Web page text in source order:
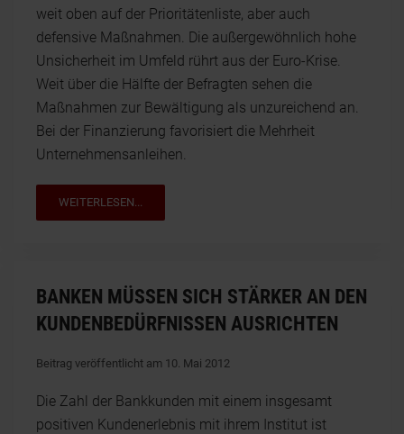
weit oben auf der Prioritätenliste, aber auch
defensive Maßnahmen. Die außergewöhnlich hohe
Unsicherheit im Umfeld rührt aus der Euro-Krise.
Weit über die Hälfte der Befragten sehen die
Maßnahmen zur Bewältigung als unzureichend an.
Bei der Finanzierung favorisiert die Mehrheit
Unternehmensanleihen.
WEITERLESEN...
BANKEN MÜSSEN SICH STÄRKER AN DEN
KUNDENBEDÜRFNISSEN AUSRICHTEN
Beitrag veröffentlicht am 10. Mai 2012
Die Zahl der Bankkunden mit einem insgesamt
positiven Kundenerlebnis mit ihrem Institut ist